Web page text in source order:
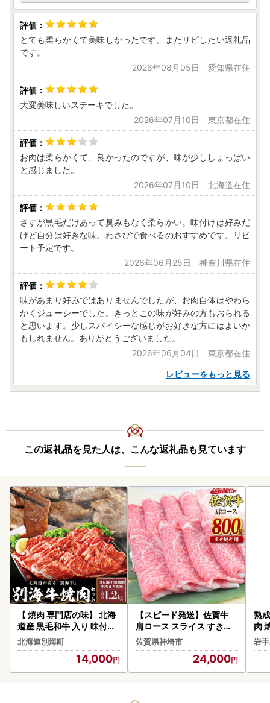
とても柔らかくて美味しかったです。またリピしたい返礼品
です。
2026年08月05日 愛知県在住
大変美味しいステーキでした。
2026年07月10日 東京都在住
お肉は柔らかくて、良かったのですが、味が少ししょっぱい
と感じました。
2026年07月10日 北海道在住
さすが黒毛だけあって臭みもなく柔らかい。味付けは好みだ
けど自分は好きな味。わさびで食べるのおすすめです。リピ
ート予定です。
2026年06月25日 神奈川県在住
味があまり好みではありませんでしたが、お肉自体はやわら
かくジューシーでした。きっとこの味が好みの方もおられる
と思います。少しスパイシーな感じがお好きな方にはよいか
もしれません。ありがとうございました。
2026年06月04日 東京都在住
レビューをもっと見る
この返礼品を見た人は、こんな返礼品も見ています
【 焼肉 専門店の味】 北海
道産 黒毛和牛 入り 味付け
焼肉 1.2kg（400g×３パ
ック） 特製甘だれ 別海町
北海道別海町
14,000
【スピード発送】佐賀牛
肩ロース スライス すき焼
き用 800g 【A4 A5等級
国産黒毛和牛】(H085123
佐賀県神埼市
24,000
熟
肉
ニク
ン
90
岩